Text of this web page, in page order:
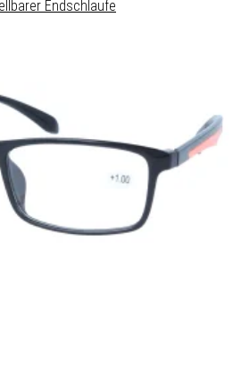
Endschlaufe